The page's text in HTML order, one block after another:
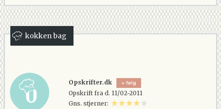
kokken bag
Opskrifter.dk følg
Opskrift fra d. 11/02-2011
Gns. stjerner: